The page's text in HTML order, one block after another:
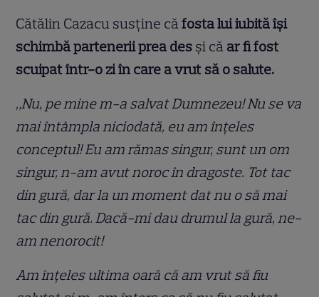
Cătălin Cazacu susține căfosta lui iubită își
schimbă partenerii prea des și că ar fi fost
scuipat într-o zi în care a vrut să o salute.
„Nu, pe mine m-a salvat Dumnezeu! Nu se va
mai întâmpla niciodată, eu am înțeles
conceptul! Eu am rămas singur, sunt un om
singur, n-am avut noroc în dragoste. Tot tac
din gură, dar la un moment dat nu o să mai
tac din gură. Dacă-mi dau drumul la gură, ne-
am nenorocit!
Am înțeles ultima oară că am vrut să fiu